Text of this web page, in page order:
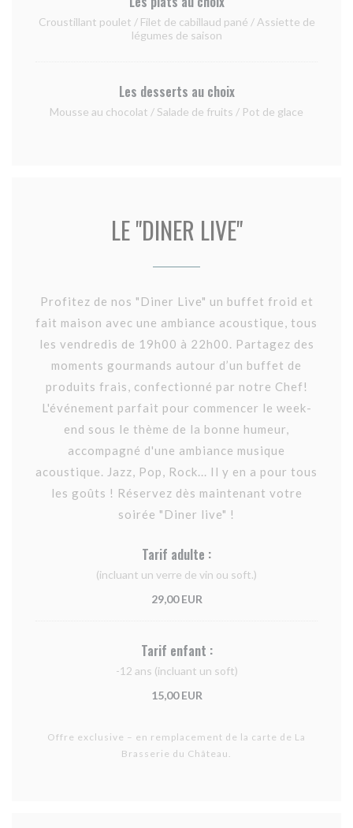
Croustillant poulet / Filet de cabillaud pané / Assiette de
légumes de saison
Les desserts au choix
Mousse au chocolat / Salade de fruits / Pot de glace
LE "DINER LIVE"
Profitez de nos "Diner Live" un buffet froid et
fait maison avec une ambiance acoustique, tous
les vendredis de 19h00 à 22h00. Partagez des
moments gourmands autour d’un buffet de
produits frais, confectionné par notre Chef!
L'événement parfait pour commencer le week-
end sous le thème de la bonne humeur,
accompagné d'une ambiance musique
acoustique. Jazz, Pop, Rock... Il y en a pour tous
les goûts ! Réservez dès maintenant votre
soirée "Diner live" !
Tarif adulte :
(incluant un verre de vin ou soft.)
29,00 EUR
Tarif enfant :
-12 ans (incluant un soft)
15,00 EUR
Offre exclusive – en remplacement de la carte de La
Brasserie du Château.